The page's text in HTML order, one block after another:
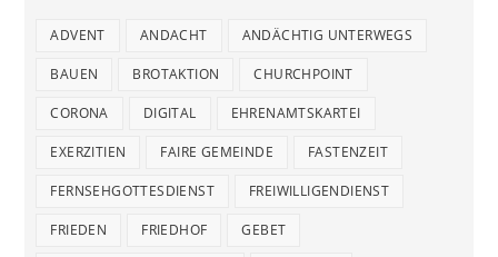
ADVENT ANDACHT ANDÄCHTIG UNTERWEGS
BAUEN BROTAKTION CHURCHPOINT
CORONA DIGITAL EHRENAMTSKARTEI
EXERZITIEN FAIRE GEMEINDE FASTENZEIT
FERNSEHGOTTESDIENST FREIWILLIGENDIENST
FRIEDEN FRIEDHOF GEBET